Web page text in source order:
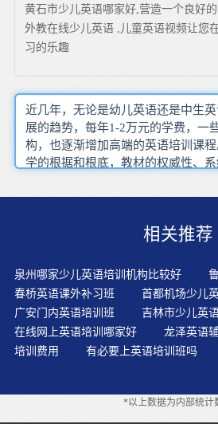
黄石市少儿英语哪家好,营造一个良好
外教在线少儿英语 ,儿童英语视频让您
习的乐趣
近几年，无论是幼儿英语还是中生
展的趋势，每年1-2万元的学费，一
构，也逐渐增加高端的英语培训课
学的根据和根底，教材的权威性、
潜力，其主管语言活动的区域处于
面还具有明显的优势。?有质量的输
序渐进地引导，要在以故事意义为核
习，以激发孩子兴趣为主，难度不宜
据循序渐进的原则来进行英语辅导。
言语输出不作严格的要求并带有游
幼儿的学习负担,培养他们愉快的学
率。在听英语歌的时候，先让孩子选
学习英语的共识是：让孩子在每日
相关推荐
泉州哪家少儿英语培训机构比较好
春桥英语课外补习班
首都机场少儿
广安门内英语培训班
吉林市少儿英
在线网上英语培训哪家好
龙泽英语
培训费用
有必要上英语培训班吗
*以上数据为内部统计